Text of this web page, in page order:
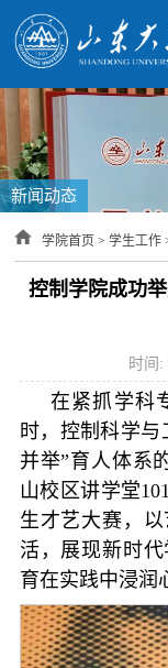
新闻动态
学院首页 >学生工作
控制学院成功
时间:
在紧抓学科
时，控制科学与
并举”育人体系
山校区讲学堂
生才艺大赛，
活，展现新时
育在实践中浸润